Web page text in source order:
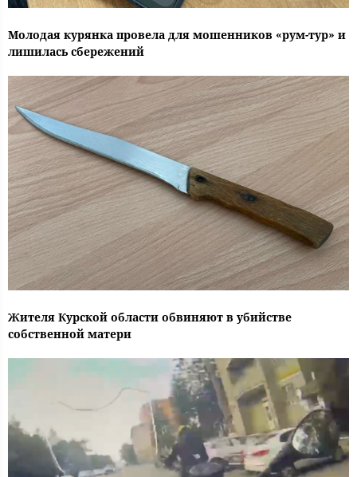
Молодая курянка провела для мошенников «рум-тур» и
лишилась сбережений
Жителя Курской области обвиняют в убийстве
собственной матери